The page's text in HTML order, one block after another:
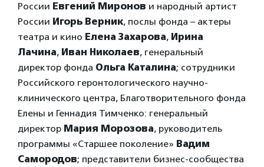
России Евгений Миронов и народный артист
России Игорь Верник, послы фонда – актеры
театра и кино Елена Захарова, Ирина
Лачина, Иван Николаев, генеральный
директор фонда Ольга Каталина; сотрудники
Российского геронтологического научно-
клинического центра, Благотворительного фонда
Елены и Геннадия Тимченко: генеральный
директор Мария Морозова, руководитель
программы «Старшее поколение» Вадим
Самородов; представители бизнес-сообщества